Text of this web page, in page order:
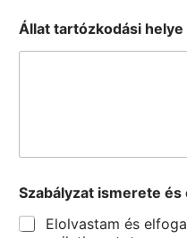
Állat tartózkodási helye
Szabályzat ismerete és
Elolvastam és